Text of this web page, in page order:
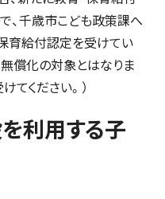
、千歳市こども政策課へ
育給付認定を受けてい
償化の対象とはなりま
てください。）
利用する子